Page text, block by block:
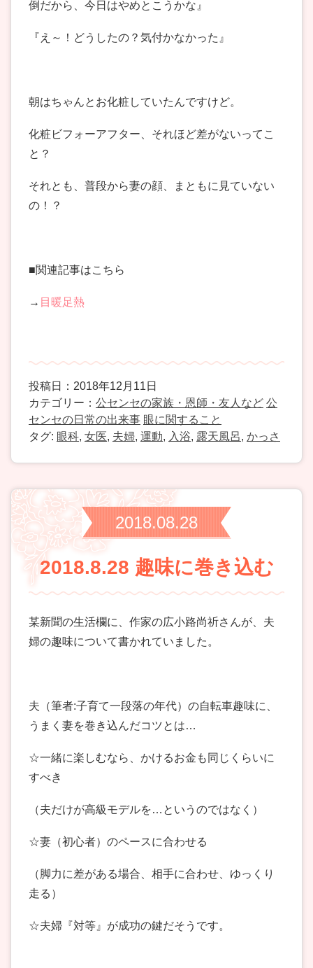
倒だから、今日はやめとこうかな』
『え～！どうしたの？気付かなかった』
朝はちゃんとお化粧していたんですけど。
化粧ビフォーアフター、それほど差がないってこ
と？
それとも、普段から妻の顔、まともに見ていない
の！？
■関連記事はこちら
→ 目暖足熱
投稿日：2018年12月11日
カテゴリー： 公センセの家族・恩師・友人など 公
センセの日常の出来事 眼に関すること
タグ: 眼科, 女医, 夫婦, 運動, 入浴, 露天風呂, かっさ
2018.08.28
2018.8.28 趣味に巻き込む
某新聞の生活欄に、作家の広小路尚祈さんが、夫
婦の趣味について書かれていました。
夫（筆者:子育て一段落の年代）の自転車趣味に、
うまく妻を巻き込んだコツとは…
☆一緒に楽しむなら、かけるお金も同じくらいに
すべき
（夫だけが高級モデルを…というのではなく）
☆妻（初心者）のペースに合わせる
（脚力に差がある場合、相手に合わせ、ゆっくり
走る）
☆夫婦『対等』が成功の鍵だそうです。